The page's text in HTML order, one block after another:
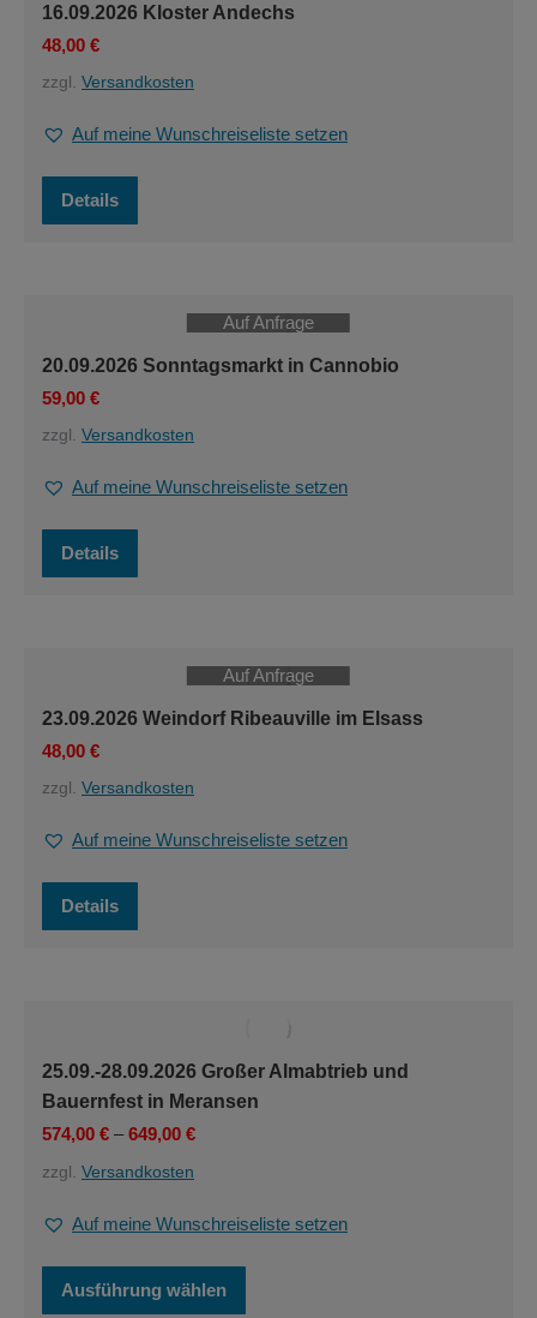
16.09.2026 Kloster Andechs
48,00 €
zzgl. Versandkosten
Auf meine Wunschreiseliste setzen
Details
Auf Anfrage
20.09.2026 Sonntagsmarkt in Cannobio
59,00 €
zzgl. Versandkosten
Auf meine Wunschreiseliste setzen
Details
Auf Anfrage
23.09.2026 Weindorf Ribeauville im Elsass
48,00 €
zzgl. Versandkosten
Auf meine Wunschreiseliste setzen
Details
25.09.-28.09.2026 Großer Almabtrieb und
Bauernfest in Meransen
574,00 € –649,00 €
zzgl. Versandkosten
Auf meine Wunschreiseliste setzen
Ausführung wählen